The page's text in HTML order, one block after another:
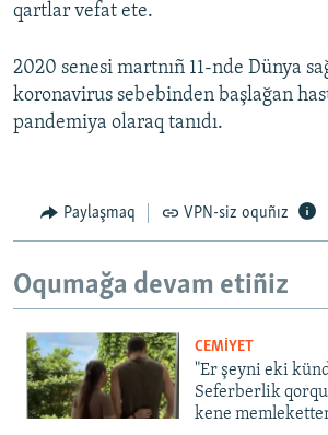
qartlar vefat ete.
2020 senesi martnıñ 11-nde Dünya
koronavirus sebebinden başlağan
pandemiya olaraq tanıdı.
Paylaşmaq VPN-siz oquñız
Oqumağa devam etiñiz
CEMİYET
"Er şeyni eki
Seferberlik
kene